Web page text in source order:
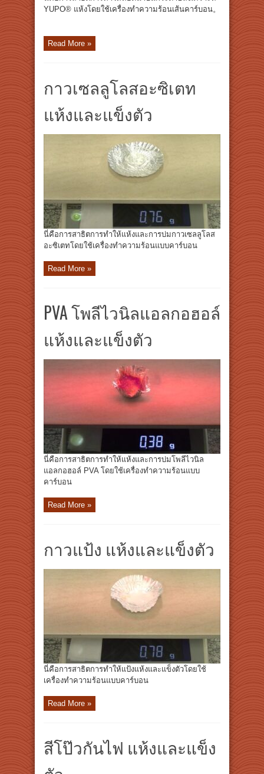
YUPO® แห้งโดยใช้เครื่องทำความร้อนเส้นคาร์บอน。
Read More »
กาวเซลลูโลสอะซิเตท
แห้งและแข็งตัว
นี่คือการสาธิตการทำให้แห้งและการบ่มกาวเซลลูโลส
อะซิเตทโดยใช้เครื่องทำความร้อนแบบคาร์บอน
Read More »
PVA โพลีไวนิลแอลกอฮอล์
แห้งและแข็งตัว
นี่คือการสาธิตการทำให้แห้งและการบ่มโพลีไวนิล
แอลกอฮอล์ PVA โดยใช้เครื่องทำความร้อนแบบ
คาร์บอน
Read More »
กาวแป้ง แห้งและแข็งตัว
นี่คือการสาธิตการทำให้แป้งแห้งและแข็งตัวโดยใช้
เครื่องทำความร้อนแบบคาร์บอน
Read More »
สีโป๊วกันไฟ แห้งและแข็ง